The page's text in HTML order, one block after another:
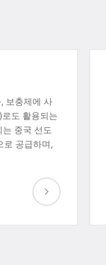
보충제에 사
도 활용되는
중국 선도
로 공급하며,